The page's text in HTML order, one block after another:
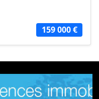
159 000 €